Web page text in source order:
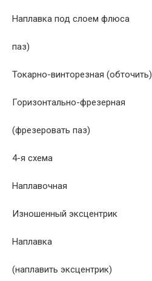
Наплавка под слоем флюса
паз)
Токарно-винторезная (обточить)
Горизонтально-фрезерная
(фрезеровать паз)
4-я схема
Наплавочная
Изношенный эксцентрик
Наплавка
(наплавить эксцентрик)